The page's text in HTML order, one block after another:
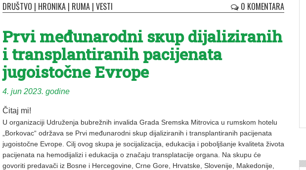
DRUŠTVO | HRONIKA | RUMA | VESTI 0 KOMENTARA
Prvi međunarodni sкup dijaliziranih
i transplantiranih pacijenata
jugoistočne Evrope
4. jun 2023. godine
Čitaj mi!
U organizaciji Udruženja bubrežnih invalida Grada Sremska Mitrovica u rumskom hotelu
„Borkovac“ održava se Prvi međunarodni skup dijaliziranih i transplantiranih pacijenata
jugoistočne Evrope. Cilj ovog skupa je socijalizacija, edukacija i poboljšanje kvaliteta života
pacijenata na hemodijalizi i edukacija o značaju transplatacije organa. Na skupu će
govoriti predavači iz Bosne i Hercegovine, Crne Gore, Hrvatske, Slovenije, Makedonije,